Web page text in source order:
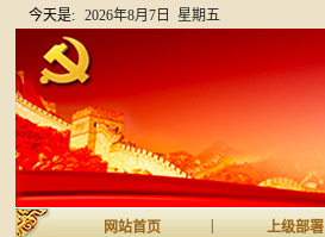
今天是: 2026年8月7日 星期五
网站首页 上级部署